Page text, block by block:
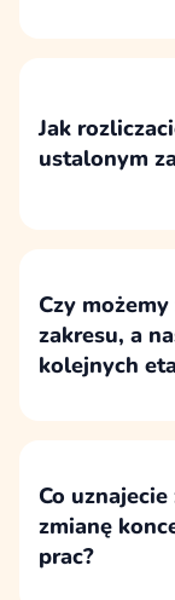
Jak
ustalonym
Czy
zakresu, a
kolejnych
budżetem i
Co
zmianę
prac?